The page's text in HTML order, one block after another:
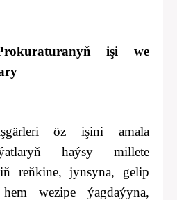
işi we
öz işini amala
haýsy millete
reňkine, jynsyna, gelip
wezipe ýagdaýyna,